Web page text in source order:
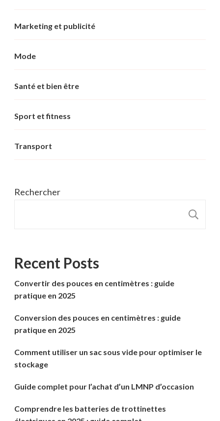
Marketing et publicité
Mode
Santé et bien être
Sport et fitness
Transport
Rechercher
Recent Posts
Convertir des pouces en centimètres : guide
pratique en 2025
Conversion des pouces en centimètres : guide
pratique en 2025
Comment utiliser un sac sous vide pour optimiser le
stockage
Guide complet pour l’achat d’un LMNP d’occasion
Comprendre les batteries de trottinettes